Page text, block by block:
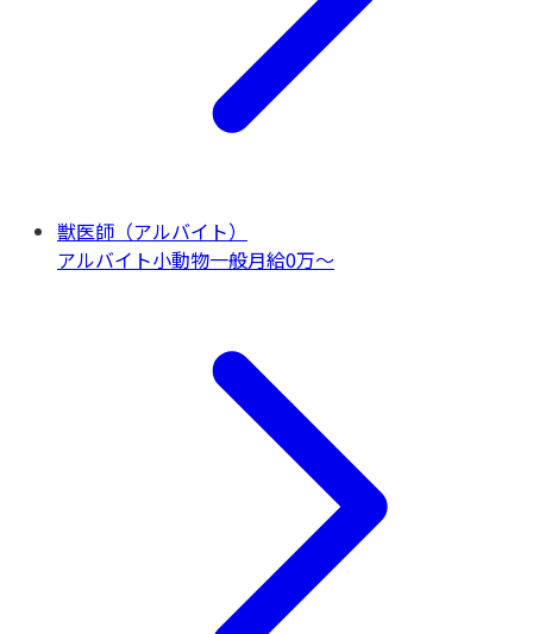
獣医師（アルバイト）
アルバイト小動物一般月給0万〜